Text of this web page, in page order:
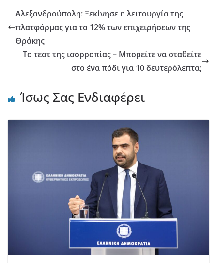
Αλεξανδρούπολη: Ξεκίνησε η λειτουργία της
πλατφόρμας για το 12% των επιχειρήσεων της
Θράκης
Το τεστ της ισορροπίας – Μπορείτε να σταθείτε
στο ένα πόδι για 10 δευτερόλεπτα;
Ίσως Σας Ενδιαφέρει